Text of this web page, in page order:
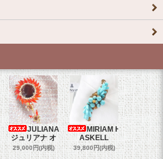
JULIANA
ジュリアナ オ
29,000円(内税)
MIRIAM H
ASKELL
39,800円(内税)
オメガマ
スダ
458,000円